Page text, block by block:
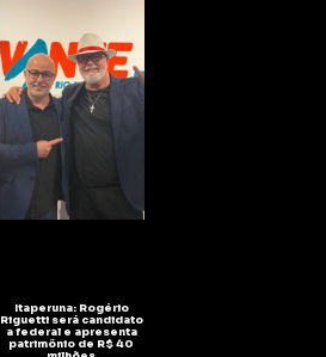
Itaperuna: Rogério
Riguetti será candidato
a federal e apresenta
patrimônio de R$ 40